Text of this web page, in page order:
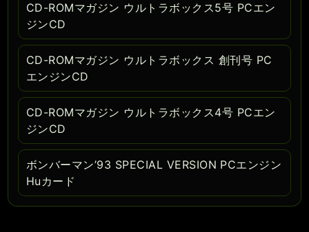
CD-ROMマガジン ウルトラボックス5号 PCエン
ジンCD
CD-ROMマガジン ウルトラボックス 創刊号 PC
エンジンCD
CD-ROMマガジン ウルトラボックス4号 PCエン
ジンCD
ボンバーマン’93 SPECIAL VERSION PCエンジン
Huカード